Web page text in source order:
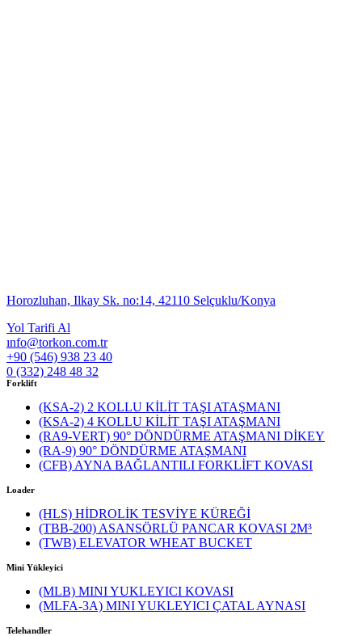
Horozluhan, Ilkay Sk. no:14, 42110 Selçuklu/Konya
Yol Tarifi Al
ınfo@torkon.com.tr
+90 (546) 938 23 40
0 (332) 248 48 32
Forklift
(KSA-2) 2 KOLLU KİLİT TAŞI ATAŞMANI
(KSA-2) 4 KOLLU KİLİT TAŞI ATAŞMANI
(RA9-VERT) 90° DÖNDÜRME ATAŞMANI DİKEY
(RA-9) 90° DÖNDÜRME ATAŞMANI
(CFB) AYNA BAĞLANTILI FORKLİFT KOVASI
Loader
(HLS) HİDROLİK TESVİYE KÜREĞİ
(TBB-200) ASANSÖRLÜ PANCAR KOVASI 2M³
(TWB) ELEVATOR WHEAT BUCKET
Mini Yükleyici
(MLB) MINI YUKLEYICI KOVASI
(MLFA-3A) MINI YUKLEYICI ÇATAL AYNASI
Telehandler